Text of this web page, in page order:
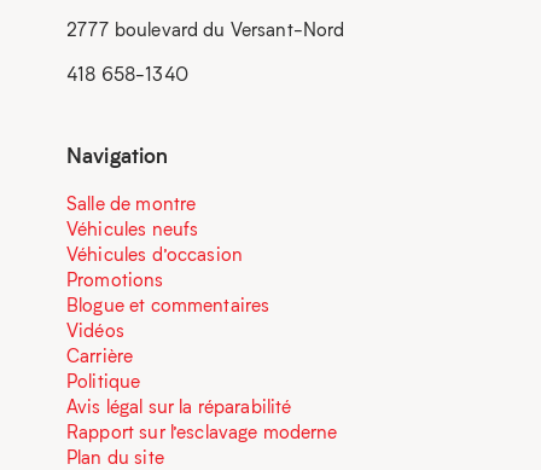
2777 boulevard du Versant-Nord
418 658-1340
Navigation
Salle de montre
Véhicules neufs
Véhicules d’occasion
Promotions
Blogue et commentaires
Vidéos
Carrière
Politique
Avis légal sur la réparabilité
Rapport sur l’esclavage moderne
Plan du site